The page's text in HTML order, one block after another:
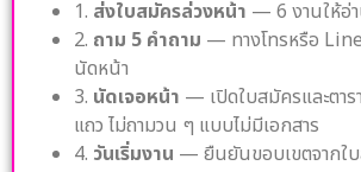
1. ส่งใบสมัครล่วงหน้า — 6 งานให้อ่
2. ถาม 5 คำถาม — ทางโทรหรือ
นัดหน้า
3. นัดเจอหน้า — เปิดใบสมัครและตาร
แถว ไม่ถามวน ๆ แบบไม่มีเอกสาร
4. วันเริ่มงาน — ยืนยันขอบเขตจากใ